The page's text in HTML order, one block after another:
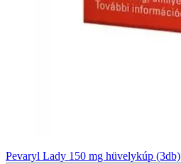
Pevaryl Lady 150 mg hüvelykúp (3db)